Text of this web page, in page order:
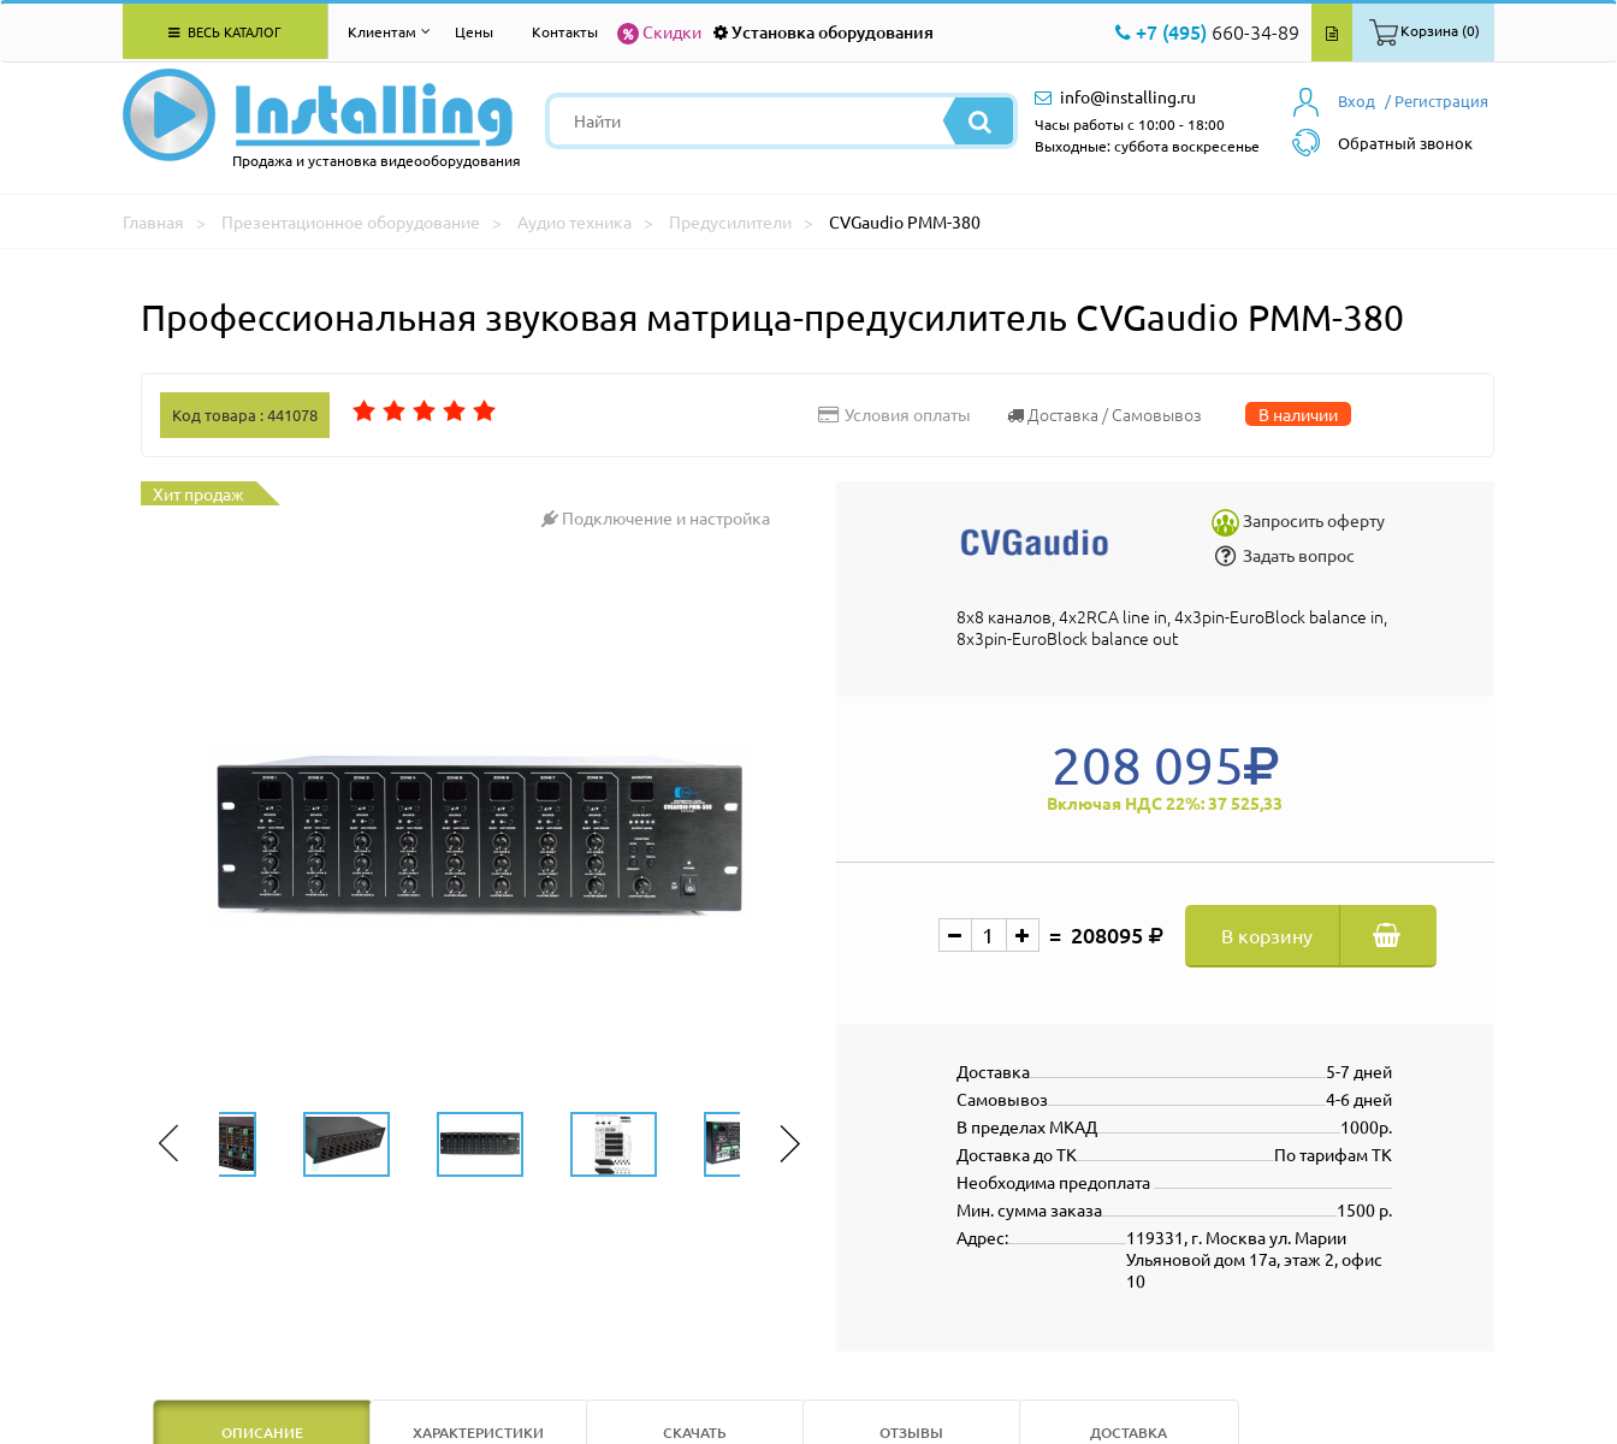
ВЕСЬ КАТАЛОГ Клиентам Цены Контакты Скидки Установка оборудования +7 (495) 660-34-89 Корзина (0)
Продажа и установка видеооборудования
Вход / Регистрация
Обратный звонок
info@installing.ru
Часы работы с 10:00 - 18:00
Выходные: суббота воскресенье
Главная Презентационное оборудование Аудио техника Предусилители CVGaudio PMM-380
Профессиональная звуковая матрица-предусилитель CVGaudio PMM-380
Код товара : 441078 Условия оплаты Доставка / Самовывоз В наличии
Хит продаж
Подключение и настройка
Запросить оферту
Задать вопрос
8х8 каналов, 4х2RCA line in, 4x3pin-EuroBlock balance in,
8x3pin-EuroBlock balance out
208 095
Включая НДС 22%: 37 525,33
208095 В корзину
5-7 дней
Доставка
4-6 дней
Самовывоз
1000р.
В пределах МКАД
По тарифам ТК
Доставка до ТК
Необходима предоплата
1500 р.
Мин. сумма заказа
119331, г. Москва ул. Марии
Ульяновой дом 17а, этаж 2, офис
10
Адрес:
ОПИСАНИЕ ХАРАКТЕРИСТИКИ СКАЧАТЬ ОТЗЫВЫ ДОСТАВКА